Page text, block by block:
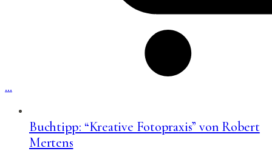
…
Buchtipp: “Kreative Fotopraxis” von Robert
Mertens